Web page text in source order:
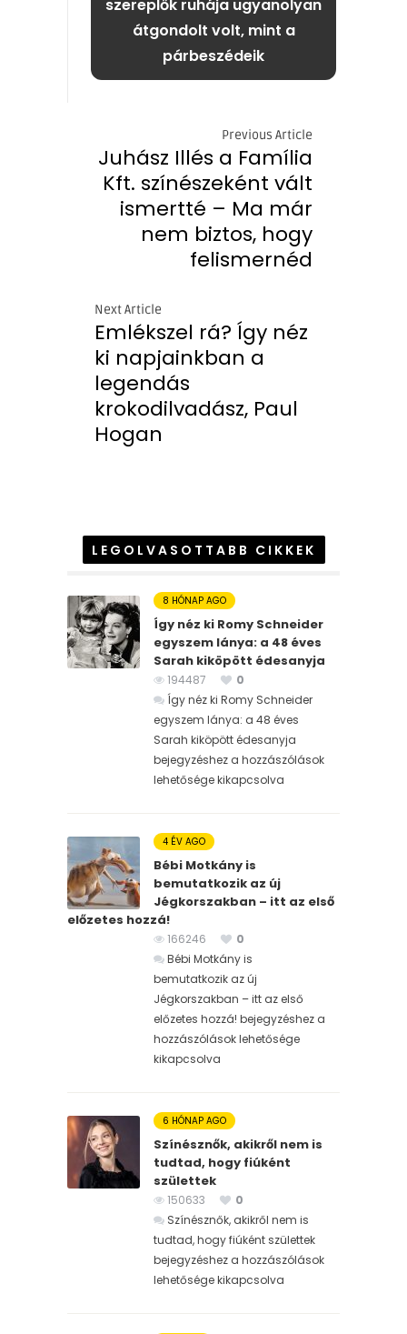
szereplők ruhája ugyanolyan
átgondolt volt, mint a
párbeszédeik
Previous Article
Juhász Illés a Família
Kft. színészeként vált
ismertté – Ma már
nem biztos, hogy
felismernéd
Next Article
Emlékszel rá? Így néz
ki napjainkban a
legendás
krokodilvadász, Paul
Hogan
LEGOLVASOTTABB CIKKEK
8 HÓNAP AGO
Így néz ki Romy Schneider
egyszem lánya: a 48 éves
Sarah kiköpött édesanyja
194487
0
Így néz ki Romy Schneider
egyszem lánya: a 48 éves
Sarah kiköpött édesanyja
bejegyzéshez a hozzászólások
lehetősége kikapcsolva
4 ÉV AGO
Bébi Motkány is
bemutatkozik az új
Jégkorszakban – itt az első
előzetes hozzá!
166246
0
Bébi Motkány is
bemutatkozik az új
Jégkorszakban – itt az első
előzetes hozzá! bejegyzéshez a
hozzászólások lehetősége
kikapcsolva
6 HÓNAP AGO
Színésznők, akikről nem is
tudtad, hogy fiúként
születtek
150633
0
Színésznők, akikről nem is
tudtad, hogy fiúként születtek
bejegyzéshez a hozzászólások
lehetősége kikapcsolva